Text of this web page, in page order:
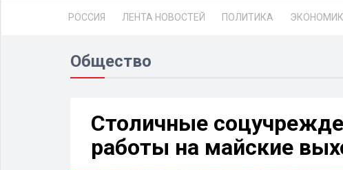
РОССИЯ ЛЕНТА НОВОСТЕЙ ПОЛИТИКА
Общество
Столичные
работы на майские